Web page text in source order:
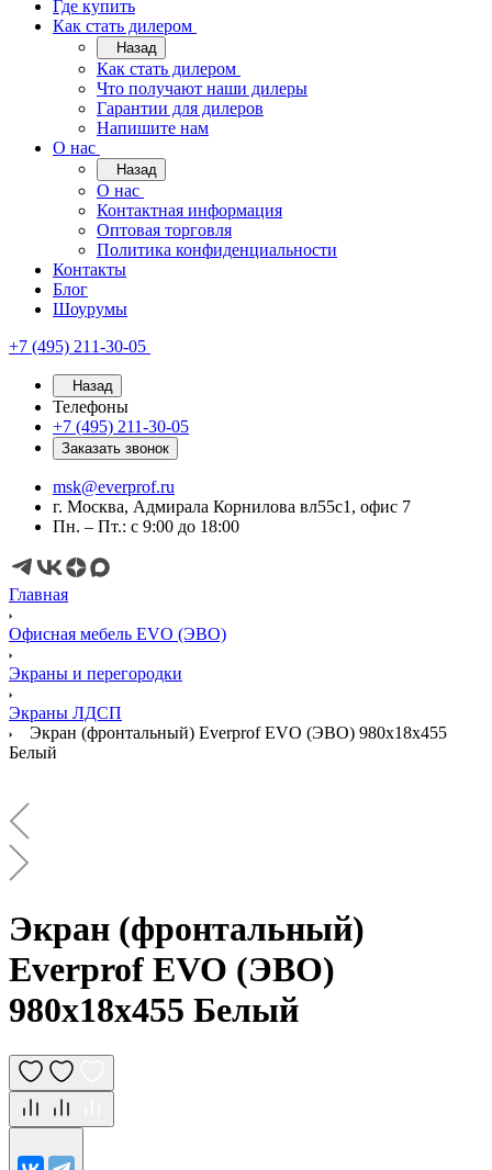
Где купить
Как стать дилером
Назад
Как стать дилером
Что получают наши дилеры
Гарантии для дилеров
Напишите нам
О нас
Назад
О нас
Контактная информация
Оптовая торговля
Политика конфиденциальности
Контакты
Блог
Шоурумы
+7 (495) 211-30-05
Назад
Телефоны
+7 (495) 211-30-05
Заказать звонок
msk@everprof.ru
г. Москва, Адмирала Корнилова вл55с1, офис 7
Пн. – Пт.: с 9:00 до 18:00
Главная
Офисная мебель EVO (ЭВО)
Экраны и перегородки
Экраны ЛДСП
Экран (фронтальный) Everprof EVO (ЭВО) 980х18x455
Белый
Экран (фронтальный)
Everprof EVO (ЭВО)
980х18x455 Белый